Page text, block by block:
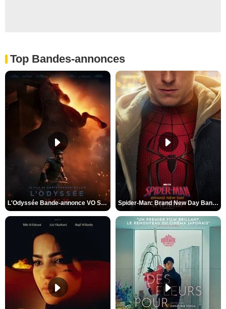
Top Bandes-annonces
L'Odyssée Bande-annonce VO STFR Spider-Man: Brand New Day Bande-annonce VO STFR